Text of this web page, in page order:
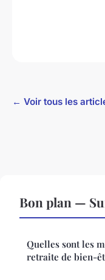
← Voir tous les
Bon plan —
Quelles sont les
retraite de bien-